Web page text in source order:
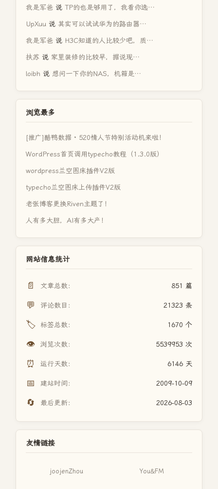
我是军爸 说 TP的也是够用了，我看你选…
UpXuu 说 其实可以试试华为的路由器…
我是军爸 说 H3C知道的人比较少吧，质…
扶苏 说 家里装修的比较早，据说现…
loibh 说 想问一下你的NAS，机箱是…
浏览最多
[推广]酷鸭数据 · 520情人节特别活动机来啦！
WordPress首页调用typecho教程（1.3.0版）
wordpress兰空图床插件V2版
typecho兰空图床上传插件V2版
老张博客更换Riven主题了！
人有多大胆，AI有多大产！
网站信息统计
📄 文章总数： 851 篇
💬 评论数目： 21323 条
🏷️ 标签总数： 1670 个
👁️ 浏览次数： 5539953 次
⏰ 运行天数： 6146 天
📅 建站时间： 2009-10-09
🔄 最后更新： 2026-08-03
友情链接
joojenZhou You&FM